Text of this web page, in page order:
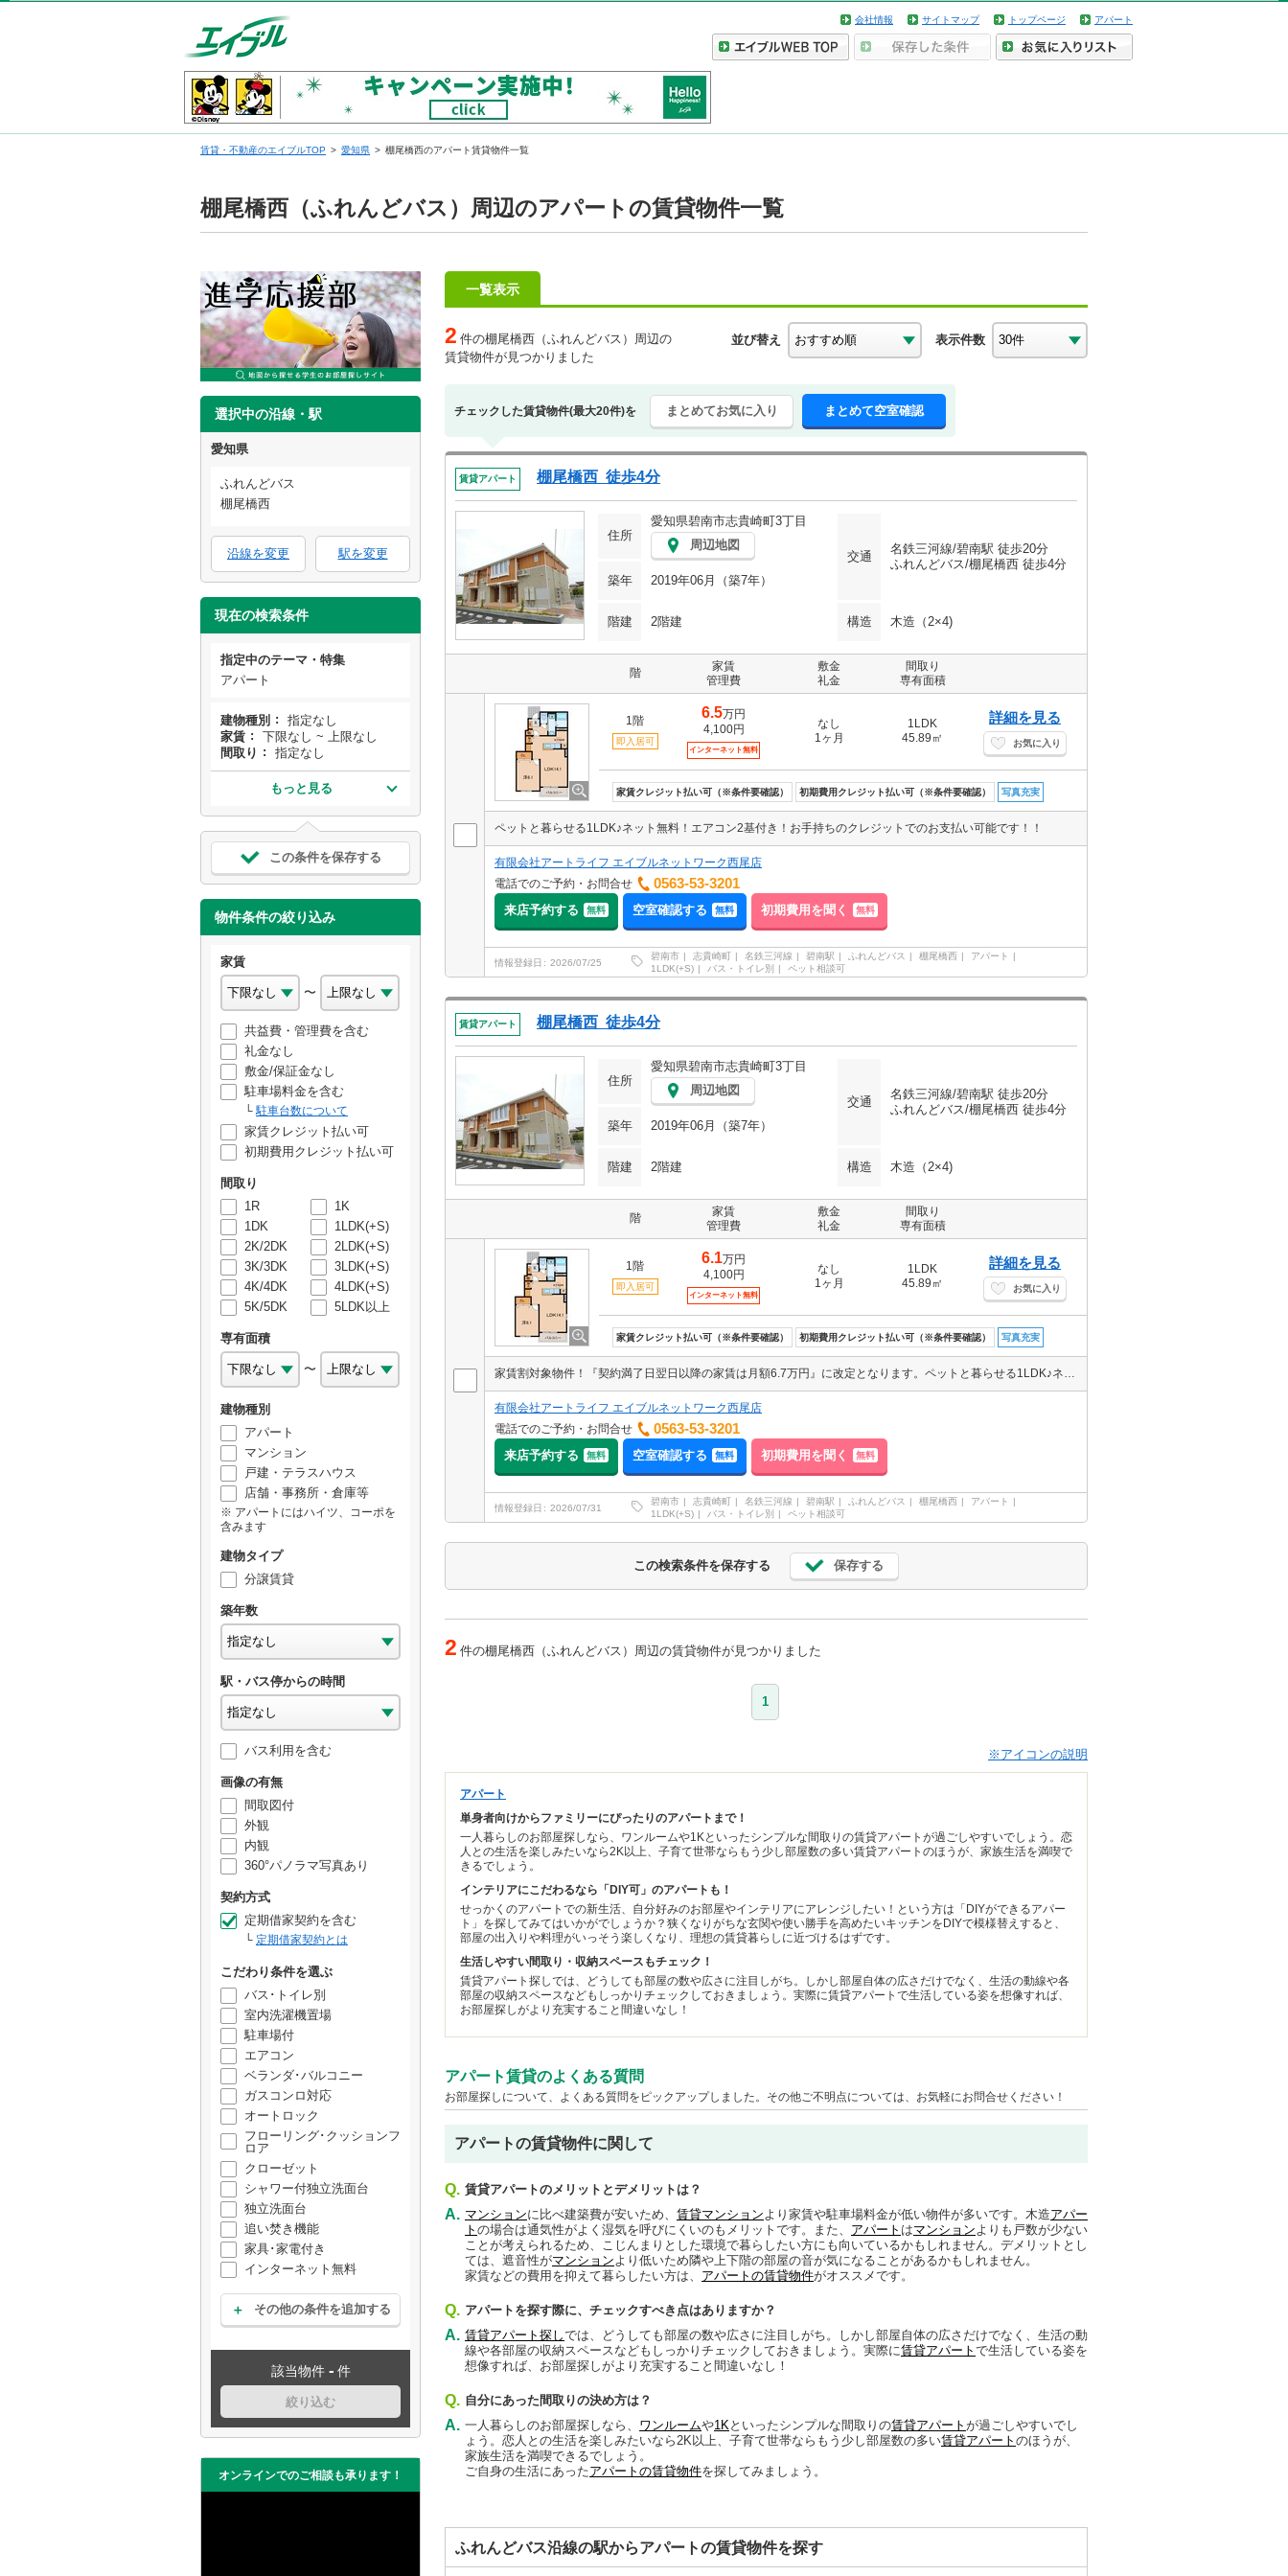
会社情報 サイトマップ トップページ アパート
賃貸・不動産のエイブルTOP 愛知県 棚尾橋西のアパート賃貸物件一覧
棚尾橋西（ふれんどバス）周辺のアパートの賃貸物件一覧
選択中の沿線・駅
愛知県
ふれんどバス
棚尾橋西
沿線を変更 駅を変更
現在の検索条件
指定中のテーマ・特集
アパート
建物種別
指定なし
家賃
下限なし ~ 上限なし
間取り
指定なし
もっと見る
この条件を保存する
物件条件の絞り込み
家賃
〜
共益費・管理費を含む
礼金なし
敷金/保証金なし
駐車場料金を含む
駐車台数について
家賃クレジット払い可
初期費用クレジット払い可
間取り
1R
1K
1DK
1LDK(+S)
2K/2DK
2LDK(+S)
3K/3DK
3LDK(+S)
4K/4DK
4LDK(+S)
5K/5DK
5LDK以上
専有面積
〜
建物種別
アパート
マンション
戸建・テラスハウス
店舗・事務所・倉庫等
アパートにはハイツ、コーポを
含みます
建物タイプ
分譲賃貸
築年数
駅・バス停からの時間
バス利用を含む
画像の有無
間取図付
外観
内観
360°パノラマ写真あり
契約方式
定期借家契約を含む
定期借家契約とは
こだわり条件を選ぶ
バス･トイレ別
室内洗濯機置場
駐車場付
エアコン
ベランダ･バルコニー
ガスコンロ対応
オートロック
フローリング･クッションフ
ロア
クローゼット
シャワー付独立洗面台
独立洗面台
追い焚き機能
家具･家電付き
インターネット無料
その他の条件を追加する
該当物件 - 件
絞り込む
オンラインでのご相談も承ります！
一覧表示
2 件の棚尾橋西（ふれんどバス）周辺の
賃貸物件が見つかりました
並び替え 表示件数
チェックした賃貸物件(最大20件)を まとめてお気に入り まとめて空室確認
賃貸アパート 棚尾橋西 徒歩4分
住所
愛知県碧南市志貴崎町3丁目
周辺地図
交通
名鉄三河線/碧南駅 徒歩20分
ふれんどバス/棚尾橋西 徒歩4分
築年
2019年06月（築7年）
階建 2階建 構造 木造（2×4)
階
家賃
管理費
敷金
礼金
間取り
専有面積
1階
即入居可
6.5万円
4,100円
インターネット無料
なし
1ヶ月
1LDK
45.89㎡
詳細を見る
お気に入り
家賃クレジット払い可（※条件要確認） 初期費用クレジット払い可（※条件要確認） 写真充実
ペットと暮らせる1LDK♪ネット無料！エアコン2基付き！お手持ちのクレジットでのお支払い可能です！！
有限会社アートライフ エイブルネットワーク西尾店
電話でのご予約・お問合せ
0563-53-3201
来店予約する 無料 空室確認する 無料 初期費用を聞く 無料
情報登録日 2026/07/25
碧南市 志貴崎町 名鉄三河線 碧南駅 ふれんどバス 棚尾橋西
アパート
1LDK(+S)
バス・トイレ別 ペット相談可
賃貸アパート 棚尾橋西 徒歩4分
住所
愛知県碧南市志貴崎町3丁目
周辺地図
交通
名鉄三河線/碧南駅 徒歩20分
ふれんどバス/棚尾橋西 徒歩4分
築年
2019年06月（築7年）
階建 2階建 構造 木造（2×4)
階
家賃
管理費
敷金
礼金
間取り
専有面積
1階
即入居可
6.1万円
4,100円
インターネット無料
なし
1ヶ月
1LDK
45.89㎡
詳細を見る
お気に入り
家賃クレジット払い可（※条件要確認） 初期費用クレジット払い可（※条件要確認） 写真充実
家賃割対象物件！『契約満了日翌日以降の家賃は月額6.7万円』に改定となります。ペットと暮らせる1LDK♪ネット無料！エアコン2基付き！お手持ちのクレジットでのお支払い可能です！！
有限会社アートライフ エイブルネットワーク西尾店
電話でのご予約・お問合せ
0563-53-3201
来店予約する 無料 空室確認する 無料 初期費用を聞く 無料
情報登録日 2026/07/31
碧南市 志貴崎町 名鉄三河線 碧南駅 ふれんどバス 棚尾橋西
アパート
1LDK(+S)
バス・トイレ別 ペット相談可
この検索条件を保存する 保存する
2 件の棚尾橋西（ふれんどバス）周辺の賃貸物件が見つかりました
1
※アイコンの説明
アパート
単身者向けからファミリーにぴったりのアパートまで！
一人暮らしのお部屋探しなら、ワンルームや1Kといったシンプルな間取りの賃貸アパートが過ごしやすいでしょう。恋
人との生活を楽しみたいなら2K以上、子育て世帯ならもう少し部屋数の多い賃貸アパートのほうが、家族生活を満喫で
きるでしょう。
インテリアにこだわるなら「DIY可」のアパートも！
せっかくのアパートでの新生活、自分好みのお部屋やインテリアにアレンジしたい！という方は「DIYができるアパー
ト」を探してみてはいかがでしょうか？狭くなりがちな玄関や使い勝手を高めたいキッチンをDIYで模様替えすると、
部屋の出入りや料理がいっそう楽しくなり、理想の賃貸暮らしに近づけるはずです。
生活しやすい間取り・収納スペースもチェック！
賃貸アパート探しでは、どうしても部屋の数や広さに注目しがち。しかし部屋自体の広さだけでなく、生活の動線や各
部屋の収納スペースなどもしっかりチェックしておきましょう。実際に賃貸アパートで生活している姿を想像すれば、
お部屋探しがより充実すること間違いなし！
アパート賃貸のよくある質問
お部屋探しについて、よくある質問をピックアップしました。その他ご不明点については、お気軽にお問合せください！
アパートの賃貸物件に関して
Q. 賃貸アパートのメリットとデメリットは？
A. マンションに比べ建築費が安いため、 賃貸マンションより家賃や駐車場料金が低い物件が多いです。木造アパー
ト の場合は通気性がよく湿気を呼びにくいのもメリットです。また、 アパート はマンションよりも戸数が少ない
ことが考えられるため、こじんまりとした環境で暮らしたい方にも向いているかもしれません。デメリットとし
ては、遮音性がマンションより低いため隣や上下階の部屋の音が気になることがあるかもしれません。
家賃などの費用を抑えて暮らしたい方は、 アパートの賃貸物件がオススメです。
Q. アパートを探す際に、チェックすべき点はありますか？
A. 賃貸アパート探しでは、どうしても部屋の数や広さに注目しがち。しかし部屋自体の広さだけでなく、生活の動
線や各部屋の収納スペースなどもしっかりチェックしておきましょう。実際に賃貸アパート で生活している姿を
想像すれば、お部屋探しがより充実すること間違いなし！
Q. 自分にあった間取りの決め方は？
A. 一人暮らしのお部屋探しなら、 ワンルームや1Kといったシンプルな間取りの賃貸アパート が過ごしやすいでし
ょう。恋人との生活を楽しみたいなら2K以上、子育て世帯ならもう少し部屋数の多い賃貸アパート のほうが、
家族生活を満喫できるでしょう。
ご自身の生活にあったアパートの賃貸物件を探してみましょう。
ふれんどバス沿線の駅からアパートの賃貸物件を探す